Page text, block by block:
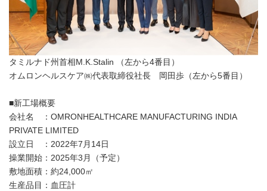
タミルナド州首相M.K.Stalin （左から4番目）
オムロンヘルスケア㈱代表取締役社長 岡田歩（左から5番目）
■新工場概要
会社名 ：OMRONHEALTHCARE MANUFACTURING INDIA
PRIVATE LIMITED
設立日 ：2022年7月14日
操業開始：2025年3月（予定）
敷地面積：約24,000㎡
生産品目：血圧計